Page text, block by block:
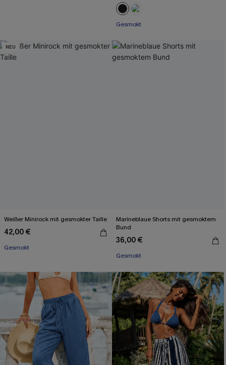
Gesmokt
NEU
Weißer Minirock mit gesmokter Taille
42,00 €
Gesmokt
Marineblaue Shorts mit gesmoktem
Bund
36,00 €
Gesmokt